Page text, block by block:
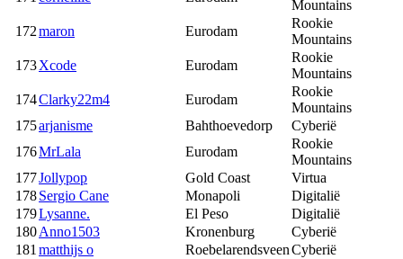
Mountains
172maron Eurodam
Rookie
Mountains
173Xcode Eurodam
Rookie
Mountains
174Clarky22m4 Eurodam
Rookie
Mountains
175arjanisme Bahthoevedorp
Cyberië
176MrLala Eurodam
Rookie
Mountains
177Jollypop Gold Coast
Virtua
178Sergio Cane Monapoli
Digitalië
179Lysanne. El Peso
Digitalië
180Anno1503 Kronenburg
Cyberië
181matthijs o RoebelarendsveenCyberië